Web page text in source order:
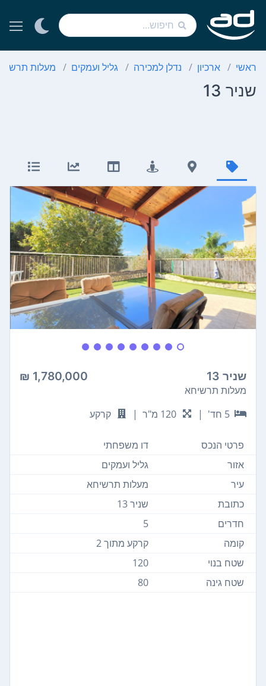
ארכיון נדלן למכירה גליל ועמקים מעלות תרשיחא
13
שניר 13 1,780,000 ₪
מעלות תרשיחא
5 חד'
| 120 מ"ר | קרקע
פרטי הנכס
דו משפחתי
גליל ועמקים
מעלות תרשיחא
כתובת
שניר 13
חדרים
קומה
קרקע מתוך 2
שטח בנוי
שטח גינה